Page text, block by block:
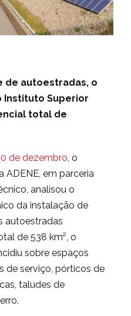
de autoestradas, o
Instituto Superior
total de
de dezembro, o
ADENE, em parceria
analisou o
da instalação de
autoestradas
de 538 km², o
sobre espaços
de serviço, pórticos de
taludes de